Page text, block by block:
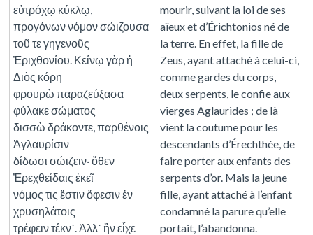
εὐτρόχῳ κύκλῳ,
προγόνων νόμον σώιζουσα
τοῦ τε γηγενοῦς
Ἐριχθονίου. Κείνῳ γὰρ ἡ
Διὸς κόρη
φρουρὼ παραζεύξασα
φύλακε σώματος
δισσὼ δράκοντε, παρθένοις
Ἀγλαυρίσιν
δίδωσι σώιζειν· ὅθεν
Ἐρεχθείδαις ἐκεῖ
νόμος τις ἔστιν ὄφεσιν ἐν
χρυσηλάτοις
τρέφειν τέκν´. Ἀλλ´ ἣν εἶχε
mourir, suivant la loi de ses
aïeux et d’Érichtonios né de
la terre. En effet, la fille de
Zeus, ayant attaché à celui-ci,
comme gardes du corps,
deux serpents, le confie aux
vierges Aglaurides ; de là
vient la coutume pour les
descendants d’Érechthée, de
faire porter aux enfants des
serpents d’or. Mais la jeune
fille, ayant attaché à l’enfant
condamné la parure qu’elle
portait, l’abandonna.